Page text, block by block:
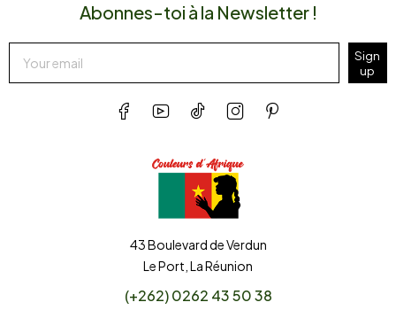
43 Boulevard de Verdun
Le Port, La Réunion
(+262) 0262 43 50 38
Abonnes-toi à la Newsletter !
Sign
up